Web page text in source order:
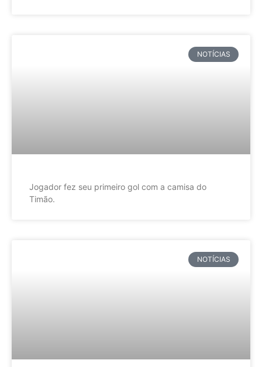
NOTÍCIAS
Jogador fez seu primeiro gol com a camisa do
Timão.
NOTÍCIAS